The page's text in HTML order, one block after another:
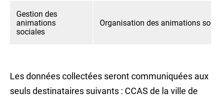
Gestion des
animations
sociales
Organisation des animations
Les données collectées seront communiquées aux
seuls destinataires suivants : CCAS de la ville de